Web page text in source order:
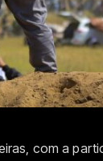
com a